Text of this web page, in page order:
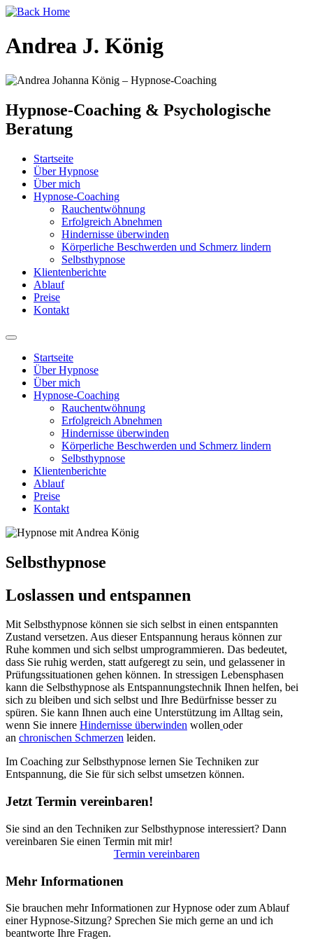
Andrea J. König
Hypnose-Coaching & Psychologische
Beratung
Startseite
Über Hypnose
Über mich
Hypnose-Coaching
Rauchentwöhnung
Erfolgreich Abnehmen
Hindernisse überwinden
Körperliche Beschwerden und Schmerz lindern
Selbsthypnose
Klientenberichte
Ablauf
Preise
Kontakt
Startseite
Über Hypnose
Über mich
Hypnose-Coaching
Rauchentwöhnung
Erfolgreich Abnehmen
Hindernisse überwinden
Körperliche Beschwerden und Schmerz lindern
Selbsthypnose
Klientenberichte
Ablauf
Preise
Kontakt
Selbsthypnose
Loslassen und entspannen
Mit Selbsthypnose können sie sich selbst in einen entspannten
Zustand versetzen. Aus dieser Entspannung heraus können zur
Ruhe kommen und sich selbst umprogrammieren. Das bedeutet,
dass Sie ruhig werden, statt aufgeregt zu sein, und gelassener in
Prüfungssituationen gehen können. In stressigen Lebensphasen
kann die Selbsthypnose als Entspannungstechnik Ihnen helfen, bei
sich zu bleiben und sich selbst und Ihre Bedürfnisse besser zu
spüren. Sie kann Ihnen auch eine Unterstützung im Alltag sein,
wenn Sie innere Hindernisse überwinden wollen oder
an chronischen Schmerzen leiden.
Im Coaching zur Selbsthypnose lernen Sie Techniken zur
Entspannung, die Sie für sich selbst umsetzen können.
Jetzt Termin vereinbaren!
Sie sind an den Techniken zur Selbsthypnose interessiert? Dann
vereinbaren Sie einen Termin mit mir!
Termin vereinbaren
Mehr Informationen
Sie brauchen mehr Informationen zur Hypnose oder zum Ablauf
einer Hypnose-Sitzung? Sprechen Sie mich gerne an und ich
beantworte Ihre Fragen.